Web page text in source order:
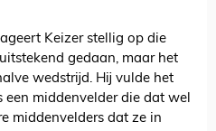
Keizer stellig op die
gedaan, maar het
wedstrijd. Hij vulde het
een middenvelder die dat wel
middenvelders dat ze in